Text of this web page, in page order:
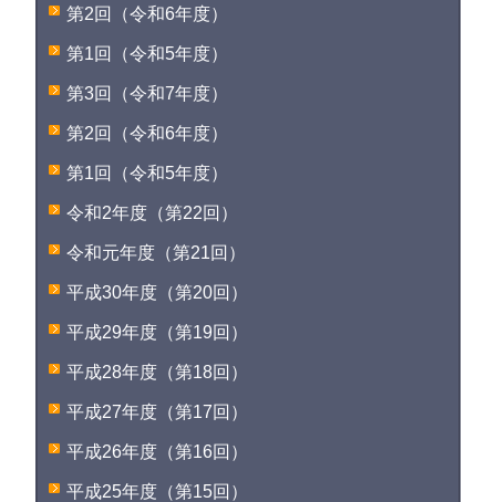
第2回（令和6年度）
第1回（令和5年度）
第3回（令和7年度）
第2回（令和6年度）
第1回（令和5年度）
令和2年度（第22回）
令和元年度（第21回）
平成30年度（第20回）
平成29年度（第19回）
平成28年度（第18回）
平成27年度（第17回）
平成26年度（第16回）
平成25年度（第15回）